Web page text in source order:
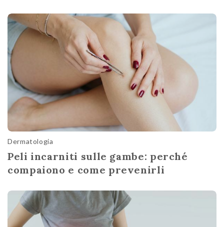
Dermatologia
Peli incarniti sulle gambe: perché
compaiono e come prevenirli